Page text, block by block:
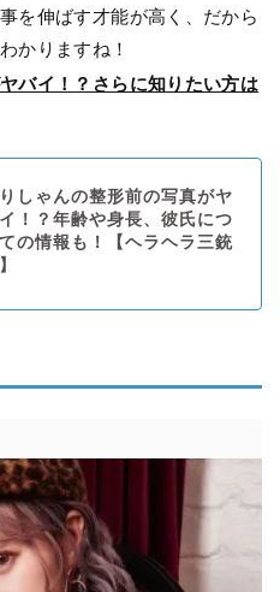
を伸ばす才能が高く、だから
かりますね！
バイ！？さらに知りたい方は
しゃんの整形前の写真がヤ
！？年齢や身長、彼氏につ
の情報も！【ヘラヘラ三銃